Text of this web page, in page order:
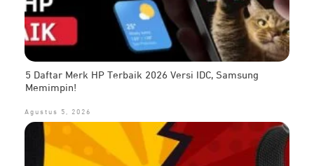
5 Daftar Merk HP Terbaik 2026 Versi IDC, Samsung
Memimpin!
Agustus 5, 2026